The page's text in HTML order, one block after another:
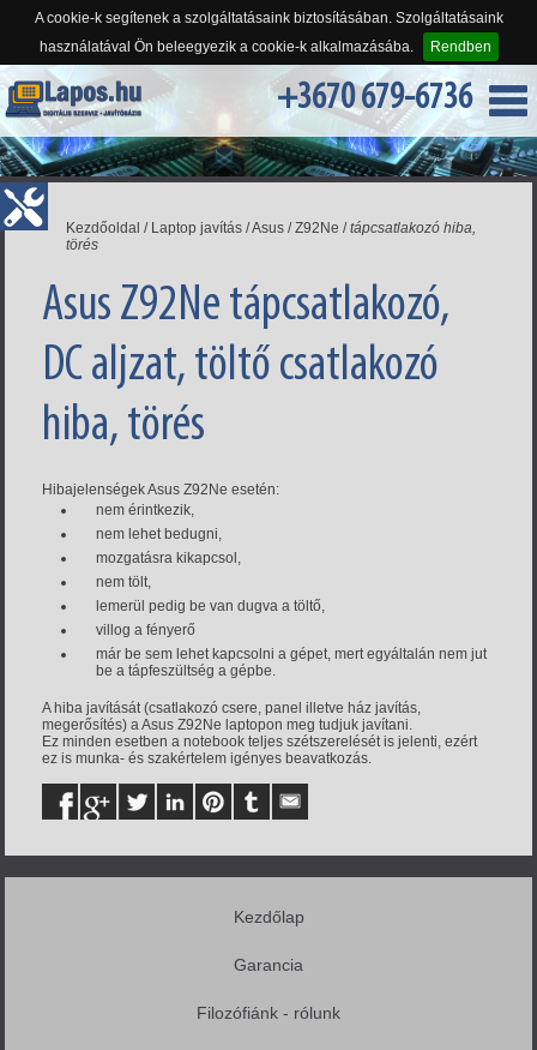
A cookie-k segítenek a szolgáltatásaink biztosításában. Szolgáltatásaink
használatával Ön beleegyezik a cookie-k alkalmazásába.
Rendben
+3670 679-6736
Kezdőoldal / Laptop javítás /Asus /Z92Ne /tápcsatlakozó hiba,
törés
Asus Z92Ne tápcsatlakozó,
DC aljzat, töltő csatlakozó
hiba, törés
Hibajelenségek Asus Z92Ne esetén:
nem érintkezik,
nem lehet bedugni,
mozgatásra kikapcsol,
nem tölt,
lemerül pedig be van dugva a töltő,
villog a fényerő
már be sem lehet kapcsolni a gépet, mert egyáltalán nem jut
be a tápfeszültség a gépbe.
A hiba javítását (csatlakozó csere, panel illetve ház javítás,
megerősítés) a Asus Z92Ne laptopon meg tudjuk javítani.
Ez minden esetben a notebook teljes szétszerelését is jelenti, ezért
ez is munka- és szakértelem igényes beavatkozás.
Kezdőlap
Garancia
Filozófiánk - rólunk